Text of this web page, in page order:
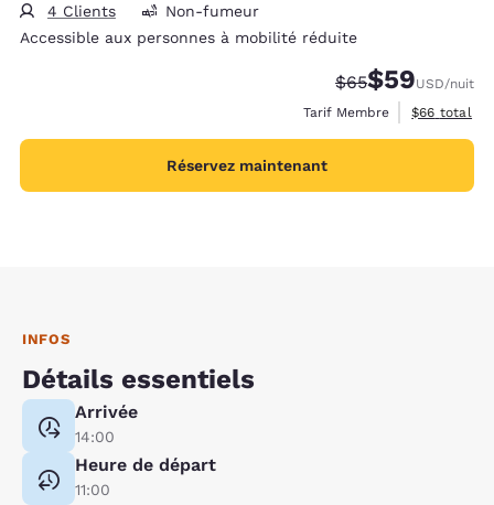
4 Clients
Non-fumeur
Accessible aux personnes à mobilité réduite
Tarif barré :
$65Tarif réduit :
$59USD/nuit
Tarif Membre
Afficher les
$66 total
Réservez maintenant
INFOS
Détails essentiels
Arrivée
14:00
Heure de départ
11:00